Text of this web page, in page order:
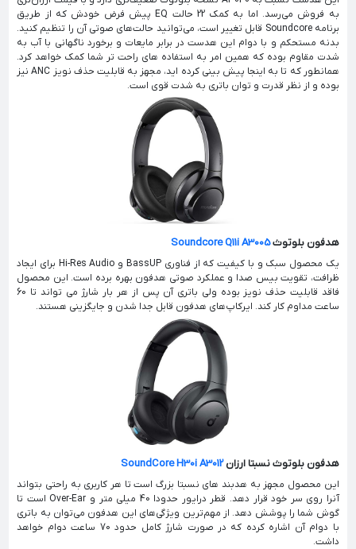
به فروش می‌رسد. اما به کمک 22 حالت EQ پیش فرض خودش که از طریق
برنامه Soundcore قابل تغییر است، می‌توانید حالت‌های صوتی آن را تنظیم کنید.
بدنه مستحکم و با دوام این هدست در برابر مایعات و برخورد ناگهانی با آب به
شدت مقاوم بوده که همین امر به استفاده های راحت تر شما کمک خواهد کرد.
همانطور که تا به اینجا پیش بینی کرده اید، مجهز به قابلیت حذف نویز ANC نیز
بوده و از نظر قدرت و توان باتری به شدت قوی است.
هدفون بلوتوثSoundcore Q11i A3005
یک محصول سبک و با کیفیت که از فناوری BassUP و Hi-Res Audio برای ایجاد
ظرافت، تقویت بیس صدا و عملکرد صوتی هدفون بهره برده است. این محصول
فاقد قابلیت حذف نویز بوده ولی باتری آن پس از هر بار شارژ می تواند تا 60
ساعت مداوم کار کند. ایرکاپ‌های هدفون قابل جدا شدن و جایگزینی هستند.
هدفون بلوتوث نسبتا ارزانSoundCore H30i A3012
این محصول مجهز به هدبند های نسبتا بزرگ است تا هر کاربری به راحتی بتواند
آنرا روی سر خود قرار دهد. قطر درایور حدودا 40 میلی متر و Over-Ear است تا
گوش شما را پوشش دهد. از مهم‌ترین ویژگی‌های این هدفون می‌توان به باتری
با دوام آن اشاره کرده که در صورت شارژ کامل حدود 70 ساعت دوام خواهد
داشت.